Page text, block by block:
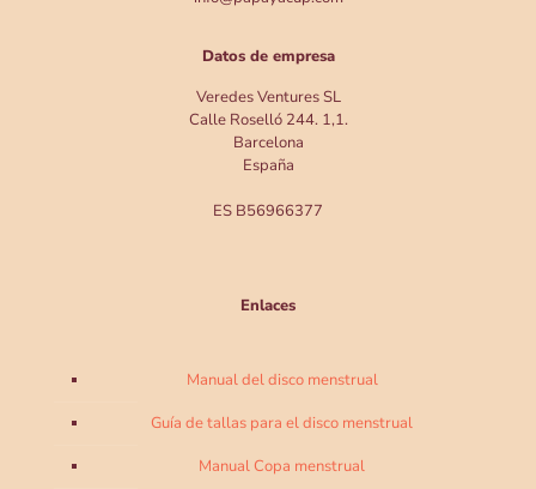
Datos de empresa
Veredes Ventures SL
Calle Roselló 244. 1,1.
Barcelona
España
ES B56966377
Enlaces
Manual del disco menstrual
Guía de tallas para el disco menstrual
Manual Copa menstrual